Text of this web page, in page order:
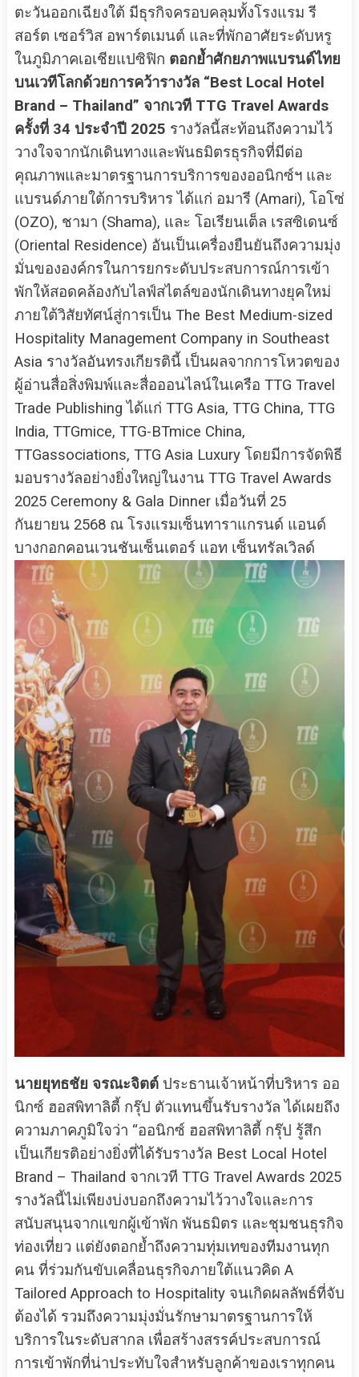
ตะวันออกเฉียงใต้ มีธุรกิจครอบคลุมทั้งโรงแรม รี
สอร์ต เซอร์วิส อพาร์ตเมนต์ และที่พักอาศัยระดับหรู
ในภูมิภาคเอเชียแปซิฟิก ตอกย้ำศักยภาพแบรนด์ไทย
บนเวทีโลกด้วยการคว้ารางวัล “Best Local Hotel
Brand – Thailand” จากเวที TTG Travel Awards
ครั้งที่ 34 ประจำปี 2025 รางวัลนี้สะท้อนถึงความไว้
วางใจจากนักเดินทางและพันธมิตรธุรกิจที่มีต่อ
คุณภาพและมาตรฐานการบริการของออนิกซ์ฯ และ
แบรนด์ภายใต้การบริหาร ได้แก่ อมารี (Amari), โอโซ่
(OZO), ชามา (Shama), และ โอเรียนเต็ล เรสซิเดนซ์
(Oriental Residence) อันเป็นเครื่องยืนยันถึงความมุ่ง
มั่นขององค์กรในการยกระดับประสบการณ์การเข้า
พักให้สอดคล้องกับไลฟ์สไตล์ของนักเดินทางยุคใหม่
ภายใต้วิสัยทัศน์สู่การเป็น The Best Medium-sized
Hospitality Management Company in Southeast
Asia รางวัลอันทรงเกียรตินี้ เป็นผลจากการโหวตของ
ผู้อ่านสื่อสิ่งพิมพ์และสื่อออนไลน์ในเครือ TTG Travel
Trade Publishing ได้แก่ TTG Asia, TTG China, TTG
India, TTGmice, TTG-BTmice China,
TTGassociations, TTG Asia Luxury โดยมีการจัดพิธี
มอบรางวัลอย่างยิ่งใหญ่ในงาน TTG Travel Awards
2025 Ceremony & Gala Dinner เมื่อวันที่ 25
กันยายน 2568 ณ โรงแรมเซ็นทาราแกรนด์ แอนด์
บางกอกคอนเวนชันเซ็นเตอร์ แอท เซ็นทรัลเวิลด์
นายยุทธชัย จรณะจิตต์ประธานเจ้าหน้าที่บริหาร ออ
นิกซ์ ฮอสพิทาลิตี้ กรุ๊ป ตัวแทนขึ้นรับรางวัล ได้เผยถึง
ความภาคภูมิใจว่า “ออนิกซ์ ฮอสพิทาลิตี้ กรุ๊ป รู้สึก
เป็นเกียรติอย่างยิ่งที่ได้รับรางวัล Best Local Hotel
Brand – Thailand จากเวที TTG Travel Awards 2025
รางวัลนี้ไม่เพียงบ่งบอกถึงความไว้วางใจและการ
สนับสนุนจากแขกผู้เข้าพัก พันธมิตร และชุมชนธุรกิจ
ท่องเที่ยว แต่ยังตอกย้ำถึงความทุ่มเทของทีมงานทุก
คน ที่ร่วมกันขับเคลื่อนธุรกิจภายใต้แนวคิด A
Tailored Approach to Hospitality จนเกิดผลลัพธ์ที่จับ
ต้องได้ รวมถึงความมุ่งมั่นรักษามาตรฐานการให้
บริการในระดับสากล เพื่อสร้างสรรค์ประสบการณ์
การเข้าพักที่น่าประทับใจสำหรับลูกค้าของเราทุกคน